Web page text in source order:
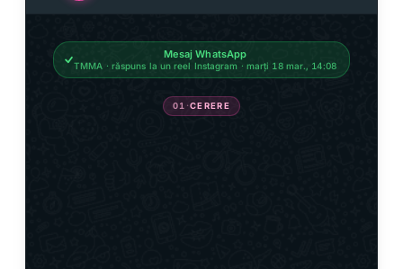
Mesaj WhatsApp
TMMA · răspuns la un reel Instagram · marți 18 mar., 14:08
01 ·CERERE